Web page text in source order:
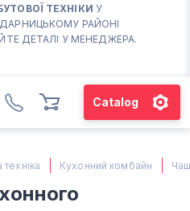
ТЕХНІКИ У
РАЙОНІ
ДЕТАЛІ У МЕНЕДЖЕРА.
Catalog
42
– ПРАЦЮЄ
ДО 18-00
70
00
42
Кухонний комбайн